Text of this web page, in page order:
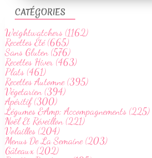
CATÉGORIES
Weightwatchers (1162)
Recettes Été (665)
Sans Gluten (576)
Recettes Hiver (463)
Plats (461)
Recettes Automne (395)
Végetarien (394)
Apéritif (300)
Légumes &Amp; Accompagnements (225)
Noël Et Réveillon (221)
Volailles (204)
Menus De La Semaine (203)
Gâteaux (202)